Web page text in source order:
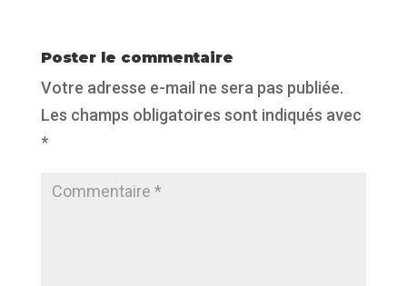
Poster le commentaire
Votre adresse e-mail ne sera pas publiée.
Les champs obligatoires sont indiqués avec
*